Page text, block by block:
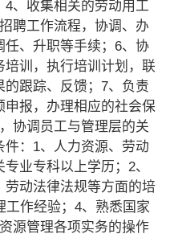
、收集相关的劳动用工
聘工作流程，协调、办
、升职等手续；6、协
培训，执行培训计划，联
跟踪、反馈；7、负责
申报，办理相应的社会保
协调员工与管理层的关
：1、人力资源、劳动
业专科以上学历；2、
动法律法规等方面的培
工作经验；4、熟悉国家
源管理各项实务的操作